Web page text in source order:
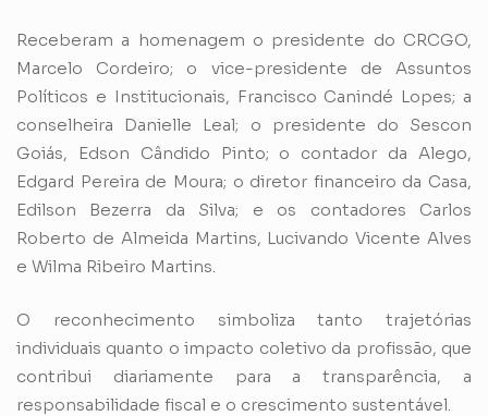
Receberam a homenagem o presidente do CRCGO,
Marcelo Cordeiro; o vice-presidente de Assuntos
Políticos e Institucionais, Francisco Canindé Lopes; a
conselheira Danielle Leal; o presidente do Sescon
Goiás, Edson Cândido Pinto; o contador da Alego,
Edgard Pereira de Moura; o diretor financeiro da Casa,
Edilson Bezerra da Silva; e os contadores Carlos
Roberto de Almeida Martins, Lucivando Vicente Alves
e Wilma Ribeiro Martins.
O reconhecimento simboliza tanto trajetórias
individuais quanto o impacto coletivo da profissão, que
contribui diariamente para a transparência, a
responsabilidade fiscal e o crescimento sustentável.